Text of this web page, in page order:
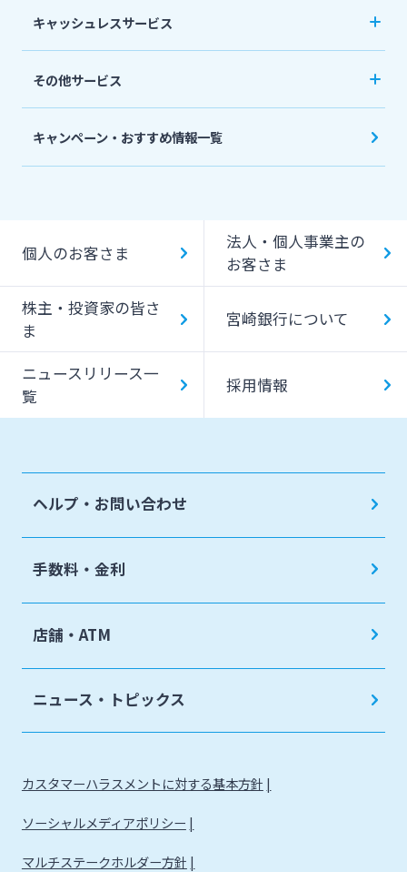
キャッシュレスサービス
みやぎんPay
デビットカード
その他サービス
ペイジー口座振替受付サービス
キャンペーン・おすすめ情報一覧
個人のお客さま
法人・個人事業主の
お客さま
株主・投資家の皆さ
ま
宮崎銀行について
ニュースリリース一
覧
採用情報
ヘルプ・お問い合わせ
手数料・金利
店舗・ATM
ニュース・トピックス
カスタマーハラスメントに対する基本方針
ソーシャルメディアポリシー
マルチステークホルダー方針